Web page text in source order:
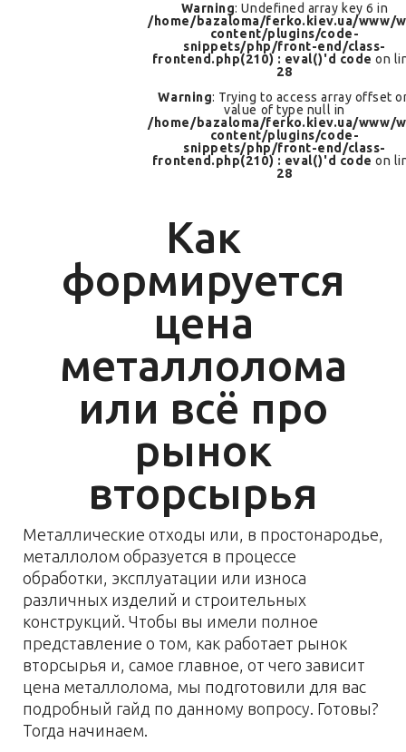
Warning: Undefined array key 6 in
/home/bazaloma/ferko.kiev.ua/www/
content/plugins/code-
snippets/php/front-end/class-
frontend.php(210) : eval()'d code on
28
Warning: Trying to access array offset
value of type null in
/home/bazaloma/ferko.kiev.ua/www/
content/plugins/code-
snippets/php/front-end/class-
frontend.php(210) : eval()'d code on
28
Как
формируется
цена
металлолома
или всё про
рынок
вторсырья
Металлические отходы или, в простонародье,
металлолом образуется в процессе
обработки, эксплуатации или износа
различных изделий и строительных
конструкций. Чтобы вы имели полное
представление о том, как работает рынок
вторсырья и, самое главное, от чего зависит
цена металлолома, мы подготовили для вас
подробный гайд по данному вопросу. Готовы?
Тогда начинаем.